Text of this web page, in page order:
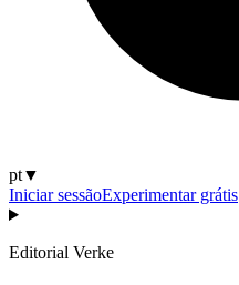
pt▼
Iniciar sessãoExperimentar grátis
Editorial Verke